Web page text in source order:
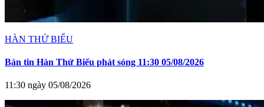
HÀN THỬ BIỂU
Bản tin Hàn Thử Biểu phát sóng 11:30 05/08/2026
11:30 ngày 05/08/2026